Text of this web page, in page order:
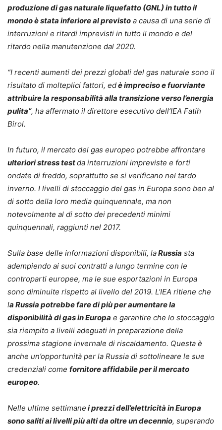
produzione di gas naturale liquefatto (GNL) in tutto il
mondo è stata inferiore al previsto a causa di una serie di
interruzioni e ritardi imprevisti in tutto il mondo e del
ritardo nella manutenzione dal 2020.
“I recenti aumenti dei prezzi globali del gas naturale sono il
risultato di molteplici fattori, edè impreciso e fuorviante
attribuire la responsabilità alla transizione verso l’energia
pulita”, ha affermato il direttore esecutivo dell’IEA Fatih
Birol.
In futuro, il mercato del gas europeo potrebbe affrontare
ulteriori stress testda interruzioni impreviste e forti
ondate di freddo, soprattutto se si verificano nel tardo
inverno. I livelli di stoccaggio del gas in Europa sono ben al
di sotto della loro media quinquennale, ma non
notevolmente al di sotto dei precedenti minimi
quinquennali, raggiunti nel 2017.
Sulla base delle informazioni disponibili, laRussia sta
adempiendo ai suoi contratti a lungo termine con le
controparti europee, ma le sue esportazioni in Europa
sono diminuite rispetto al livello del 2019. L’IEA ritiene che
la Russia potrebbe fare di più per aumentare la
disponibilità di gas in Europa e garantire che lo stoccaggio
sia riempito a livelli adeguati in preparazione della
prossima stagione invernale di riscaldamento. Questa è
anche un’opportunità per la Russia di sottolineare le sue
credenziali come fornitore affidabile per il mercato
europeo.
Nelle ultime settimane i prezzi dell’elettricità in Europa
sono saliti ai livelli più alti da oltre un decennio, superando